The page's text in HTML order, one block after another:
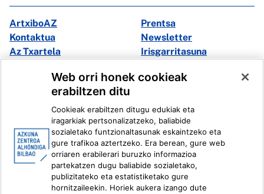
ArtxiboAZ
Prentsa
Kontaktua
Newsletter
Az Txartela
Irisgarritasuna
Instagram
Youtube
Linkedin
Ivoox
Lege informazioa Barneko Informazio Sistema
Web orri honek cookieak
erabiltzen ditu
Cookieak erabiltzen ditugu edukiak eta
iragarkiak pertsonalizatzeko, baliabide
sozialetako funtzionaltasunak eskaintzeko eta
gure trafikoa aztertzeko. Era berean, gure web
orriaren erabilerari buruzko informazioa
partekatzen dugu baliabide sozialetako,
publizitateko eta estatistiketako gure
hornitzaileekin. Horiek aukera izango dute